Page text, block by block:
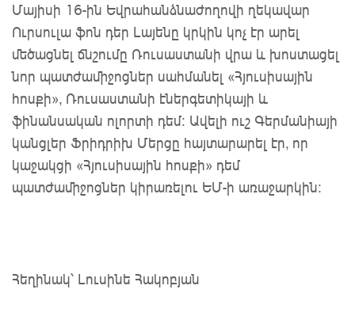
Մայիսի 16-ին Եվրահանձնաժողովի ղեկավար
Ուրսուլա ֆոն դեր Լայենը կրկին կոչ էր արել
մեծացնել ճնշումը Ռուսաստանի վրա և խոստացել
նոր պատժամիջոցներ սահմանել «Հյուսիսային
հոսքի», Ռուսաստանի էներգետիկայի և
ֆինանսական ոլորտի դեմ: Ավելի ուշ Գերմանիայի
կանցլեր Ֆրիդրիխ Մերցը հայտարարել էր, որ
կաջակցի «Հյուսիսային հոսքի» դեմ
պատժամիջոցներ կիրառելու ԵՄ-ի առաջարկին:
Հեղինակ՝ Լուսինե Հակոբյան